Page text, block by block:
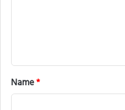
*
Name*